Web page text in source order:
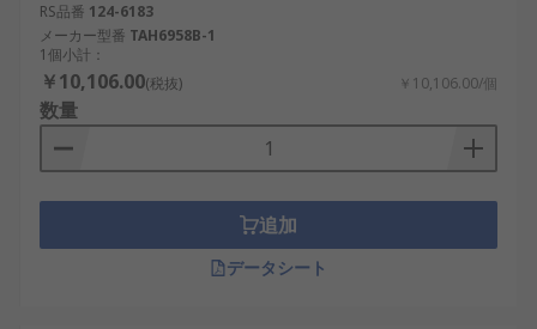
RS品番 124-6183
メーカー型番 TAH6958B-1
1個小計：
￥10,106.00(税抜) ￥10,106.00/個
数量
追加
データシート